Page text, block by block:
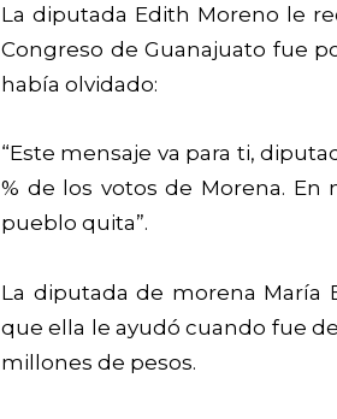
La diputada Edith Moreno le
Congreso de Guanajuato fue
había olvidado:
“Este mensaje va para ti,
% de los votos de Morena.
pueblo quita”.
La diputada de morena María
que ella le ayudó cuando fue
millones de pesos.